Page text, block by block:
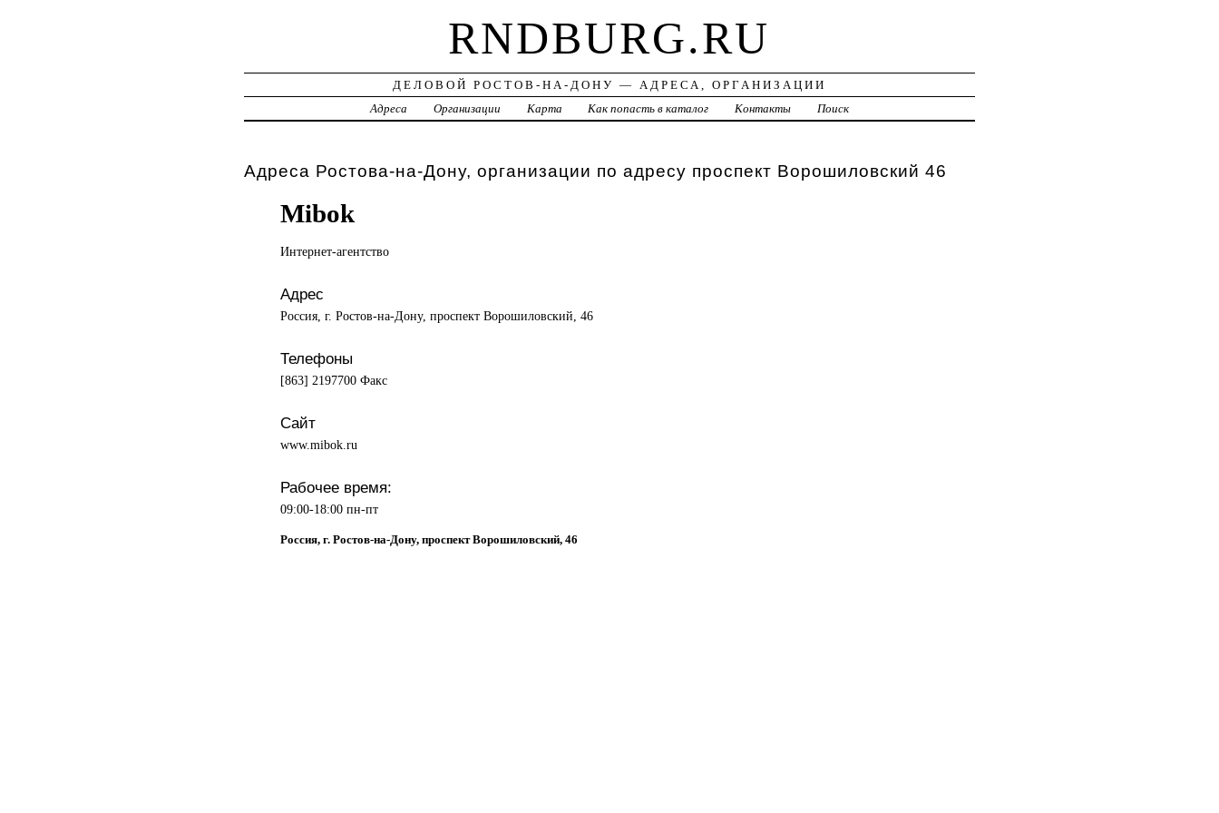
RNDBURG.RU
ДЕЛОВОЙ РОСТОВ-НА-ДОНУ — АДРЕСА, ОРГАНИЗАЦИИ
Адреса
Организации Карта Как попасть в каталог Контакты Поиск
Адреса Ростова-на-Дону, организации по адресу проспект Ворошиловский 46
Mibok
Интернет-агентство
Адрес
Россия, г. Ростов-на-Дону, проспект Ворошиловский, 46
Телефоны
[863] 2197700 Факс
Сайт
www.mibok.ru
Рабочее время:
09:00-18:00 пн-пт
Россия, г. Ростов-на-Дону, проспект Ворошиловский, 46